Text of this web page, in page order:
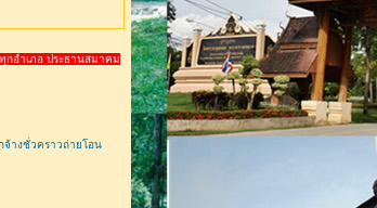
กอำเภอ ประธานสมาคม
างชั่วคราวถ่ายโอน